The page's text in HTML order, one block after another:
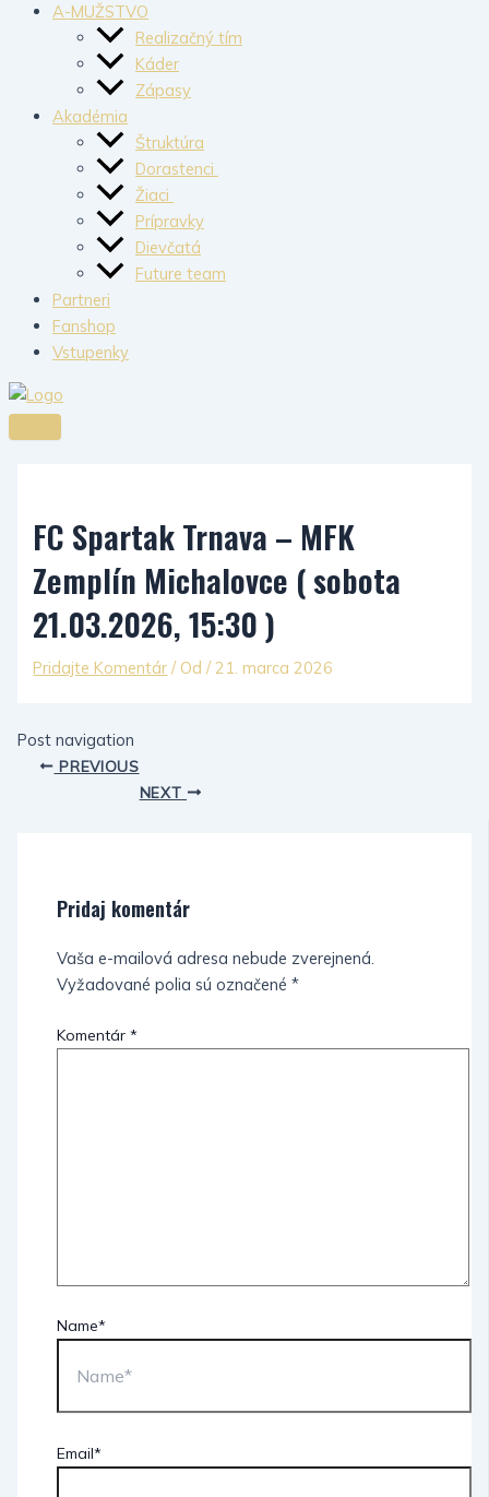
A-MUŽSTVO
Realizačný tím
Káder
Zápasy
Akadémia
Štruktúra
Dorastenci
Žiaci
Prípravky
Dievčatá
Future team
Partneri
Fanshop
Vstupenky
FC Spartak Trnava – MFK
Zemplín Michalovce ( sobota
21.03.2026, 15:30 )
Pridajte Komentár / Od /21. marca 2026
Post navigation
PREVIOUS
NEXT
Pridaj komentár
Vaša e-mailová adresa nebude zverejnená.
Vyžadované polia sú označené*
Komentár*
Name*
Email*